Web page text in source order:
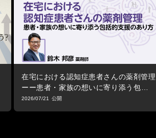
在宅における認知症患者さんの薬剤管理
ーー患者・家族の想いに寄り添う包括的
支援のあり方
2026/07/21